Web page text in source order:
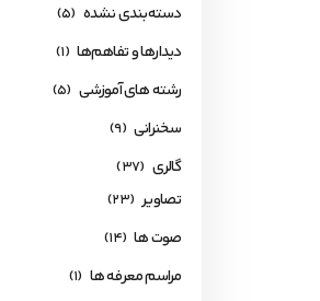
دسته‌بندی نشده (5)
دیدارها و تفاهم‌ها (1)
رشته های آموزشی (5)
سخنرانی (9)
گالری (37)
تصاویر (23)
صوت ها (14)
مراسم معرفه ها (1)